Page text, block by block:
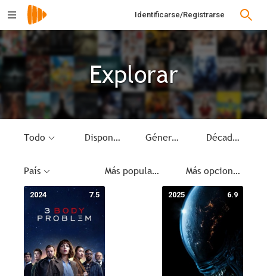
Identificarse/Registrarse
Explorar
Todo Disponible Género Década
País Más populares Más opciones
7.5
2024 6.9
2025